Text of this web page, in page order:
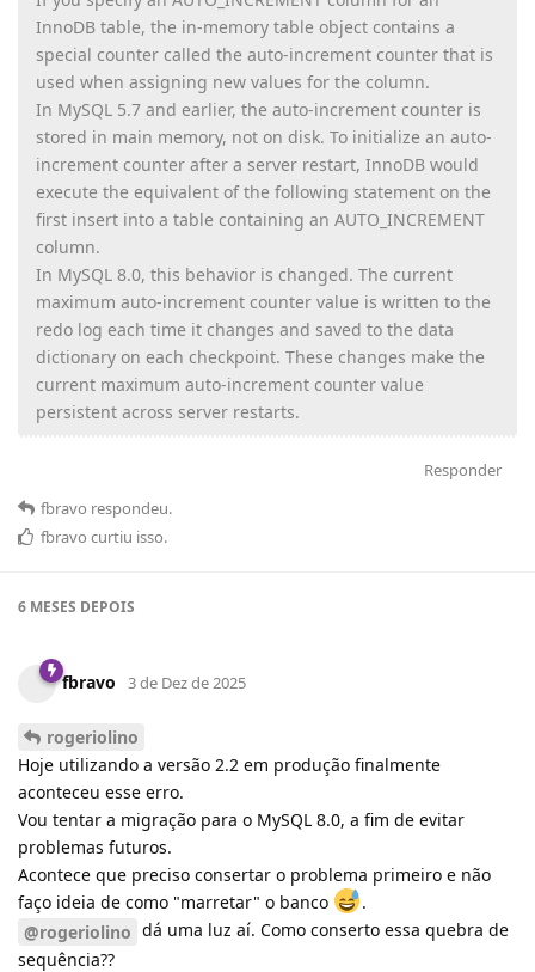
InnoDB table, the in-memory table object contains a
special counter called the auto-increment counter that is
used when assigning new values for the column.
In MySQL 5.7 and earlier, the auto-increment counter is
stored in main memory, not on disk. To initialize an auto-
increment counter after a server restart, InnoDB would
execute the equivalent of the following statement on the
first insert into a table containing an AUTO_INCREMENT
column.
In MySQL 8.0, this behavior is changed. The current
maximum auto-increment counter value is written to the
redo log each time it changes and saved to the data
dictionary on each checkpoint. These changes make the
current maximum auto-increment counter value
persistent across server restarts.
Responder
fbravo respondeu.
fbravo curtiu isso.
6 MESES DEPOIS
fbravo 3 de Dez de 2025
rogeriolino
Hoje utilizando a versão 2.2 em produção finalmente
aconteceu esse erro.
Vou tentar a migração para o MySQL 8.0, a fim de evitar
problemas futuros.
Acontece que preciso consertar o problema primeiro e não
faço ideia de como "marretar" o banco
.
@rogeriolino dá uma luz aí. Como conserto essa quebra de
sequência??